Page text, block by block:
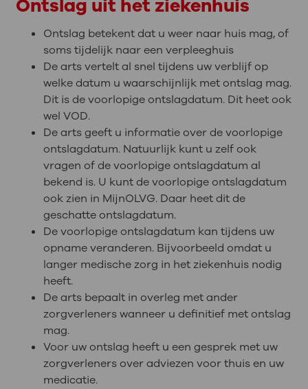
Ontslag uit het ziekenhuis
Ontslag betekent dat u weer naar huis mag, of
soms tijdelijk naar een verpleeghuis
De arts vertelt al snel tijdens uw verblijf op
welke datum u waarschijnlijk met ontslag mag.
Dit is de voorlopige ontslagdatum. Dit heet ook
wel VOD.
De arts geeft u informatie over de voorlopige
ontslagdatum. Natuurlijk kunt u zelf ook
vragen of de voorlopige ontslagdatum al
bekend is. U kunt de voorlopige ontslagdatum
ook zien in MijnOLVG. Daar heet dit de
geschatte ontslagdatum.
De voorlopige ontslagdatum kan tijdens uw
opname veranderen. Bijvoorbeeld omdat u
langer medische zorg in het ziekenhuis nodig
heeft.
De arts bepaalt in overleg met ander
zorgverleners wanneer u definitief met ontslag
mag.
Voor uw ontslag heeft u een gesprek met uw
zorgverleners over adviezen voor thuis en uw
medicatie.